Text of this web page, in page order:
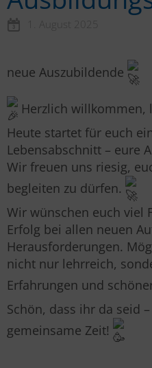
1. August 2025
neue Auszubildende
Herzlich willkommen,
Heute startet für euch
Lebensabschnitt – eure
Wir freuen uns riesig,
begleiten zu dürfen.
Wir wünschen euch viel
Erfolg bei allen neuen
Herausforderungen.
nicht nur lehrreich,
Erfahrungen und
Schön, dass ihr da seid
gemeinsame Zeit!